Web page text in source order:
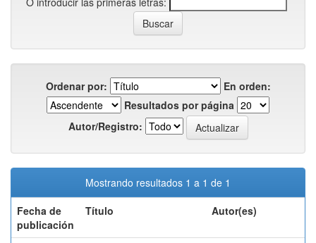
Ordenar por:
En orden:
Resultados por página
Autor/Registro:
Mostrando resultados 1 a 1 de 1
Fecha de
publicación
Título Autor(es)